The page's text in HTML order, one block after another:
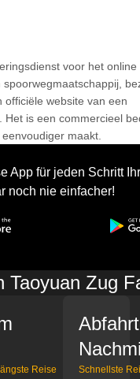
voor het online
website van een
Het is een commercieel
maakt.
App für jeden Schritt
noch nie einfacher!
Taoyuan Zug
Reise Schnellste